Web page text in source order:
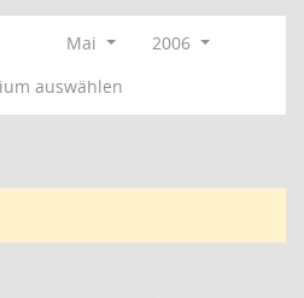
Mai
2006
auswählen